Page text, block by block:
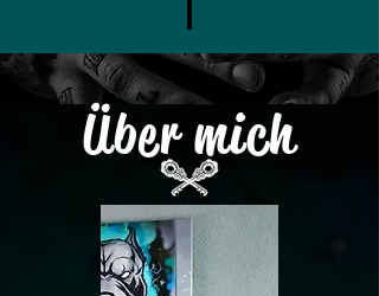
Über mich